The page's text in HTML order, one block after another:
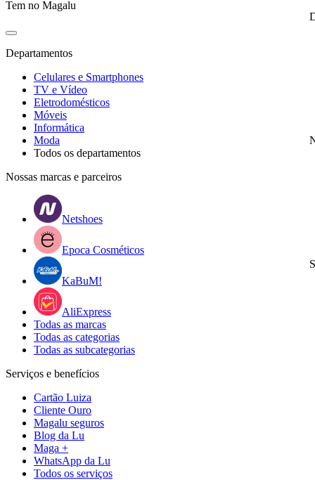
Tem no Magalu
Departamentos
Celulares e Smartphones
TV e Vídeo
Eletrodomésticos
Móveis
Informática
Moda
Todos os departamentos
Nossas marcas e parceiros
Netshoes
Epoca Cosméticos
KaBuM!
AliExpress
Todas as marcas
Todas as categorias
Todas as subcategorias
Serviços e benefícios
Cartão Luiza
Cliente Ouro
Magalu seguros
Blog da Lu
Maga +
WhatsApp da Lu
Todos os serviços